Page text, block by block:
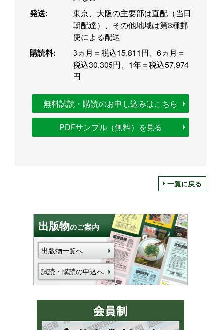
発送:
東京、大阪の主要部は直配（当日
朝配達）、その他地域は第3種郵
便による配送
購読料:
3ヵ月＝税込15,811円、6ヵ月＝
税込30,305円、1年＝税込57,974
円
無料試読・購読のお申し込みはこちら
PDFサンプル（無料）を見る
一覧に戻る
出版物のご案内
出版物一覧へ
試読・購読の申込へ